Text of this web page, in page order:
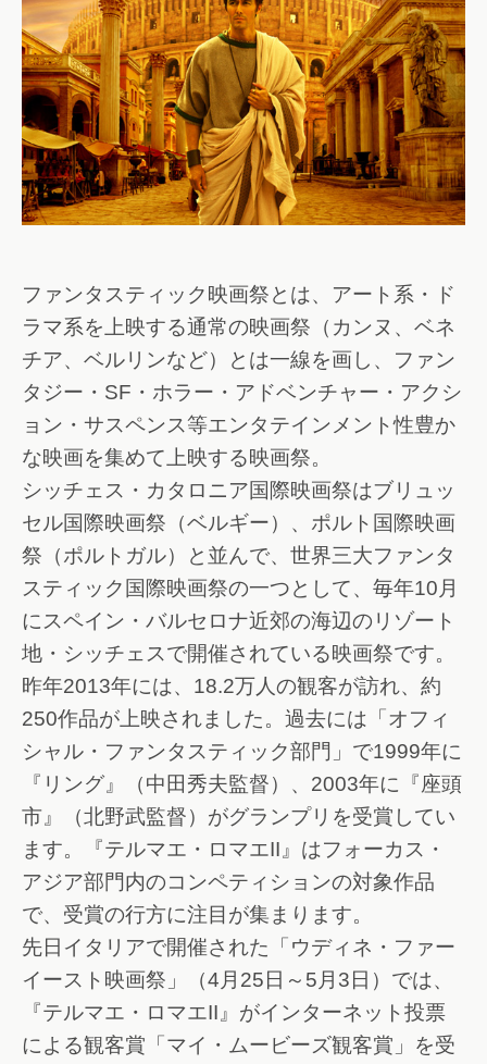
ファンタスティック映画祭とは、アート系・ド
ラマ系を上映する通常の映画祭（カンヌ、ベネ
チア、ベルリンなど）とは一線を画し、ファン
タジー・SF・ホラー・アドベンチャー・アクシ
ョン・サスペンス等エンタテインメント性豊か
な映画を集めて上映する映画祭。
シッチェス・カタロニア国際映画祭はブリュッ
セル国際映画祭（ベルギー）、ポルト国際映画
祭（ポルトガル）と並んで、世界三大ファンタ
スティック国際映画祭の一つとして、毎年10月
にスペイン・バルセロナ近郊の海辺のリゾート
地・シッチェスで開催されている映画祭です。
昨年2013年には、18.2万人の観客が訪れ、約
250作品が上映されました。過去には「オフィ
シャル・ファンタスティック部門」で1999年に
『リング』（中田秀夫監督）、2003年に『座頭
市』（北野武監督）がグランプリを受賞してい
ます。『テルマエ・ロマエII』はフォーカス・
アジア部門内のコンペティションの対象作品
で、受賞の行方に注目が集まります。
先日イタリアで開催された「ウディネ・ファー
イースト映画祭」（4月25日～5月3日）では、
『テルマエ・ロマエII』がインターネット投票
による観客賞「マイ・ムービーズ観客賞」を受